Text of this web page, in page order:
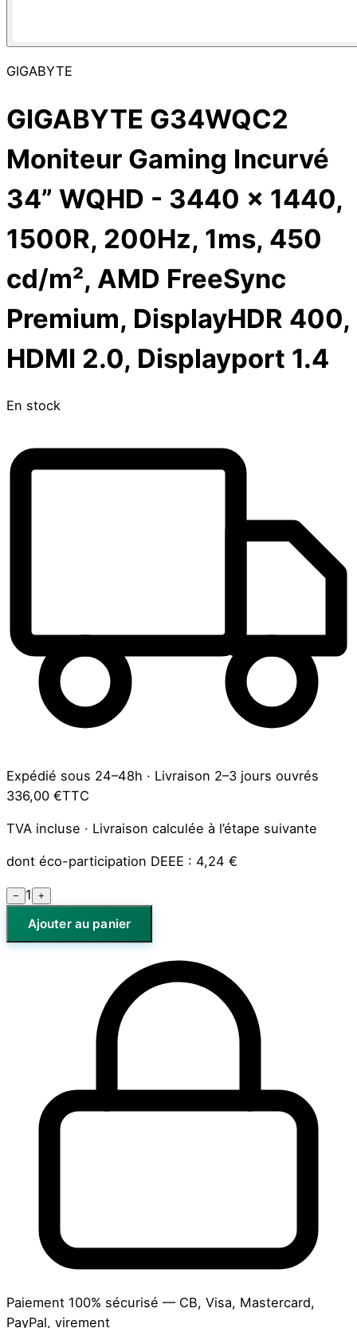
GIGABYTE
GIGABYTE G34WQC2
Moniteur Gaming Incurvé
34” WQHD - 3440 x 1440,
1500R, 200Hz, 1ms, 450
cd/m², AMD FreeSync
Premium, DisplayHDR 400,
HDMI 2.0, Displayport 1.4
En stock
Expédié sous 24–48h · Livraison 2–3 jours ouvrés
336,00 €TTC
TVA incluse · Livraison calculée à l’étape suivante
dont éco-participation DEEE : 4,24 €
− 1 +
Ajouter au panier
Paiement 100% sécurisé — CB, Visa, Mastercard,
PayPal, virement